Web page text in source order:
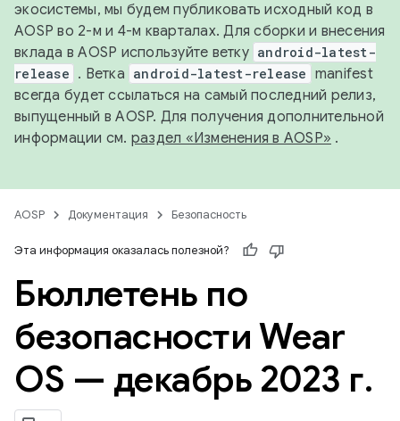
экосистемы, мы будем публиковать исходный код в
AOSP во 2-м и 4-м кварталах. Для сборки и внесения
вклада в AOSP используйте ветку android-latest-
release . Ветка android-latest-release manifest
всегда будет ссылаться на самый последний релиз,
выпущенный в AOSP. Для получения дополнительной
информации см. раздел «Изменения в AOSP» .
AOSP Документация Безопасность
Эта информация оказалась полезной?
Бюллетень по
безопасности Wear
OS — декабрь 2023 г.